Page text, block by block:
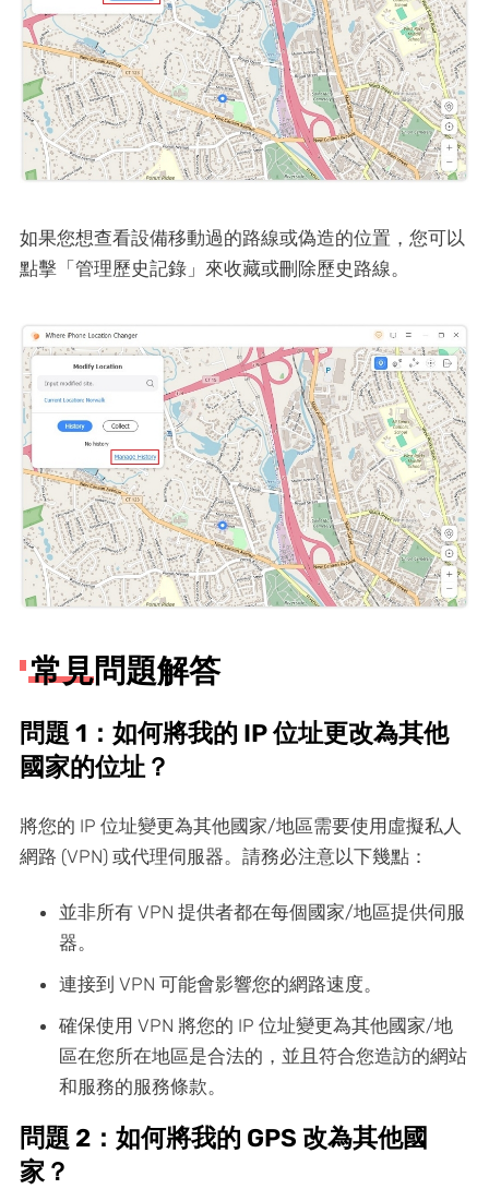
如果您想查看設備移動過的路線或偽造的位置，您可以
點擊「管理歷史記錄」來收藏或刪除歷史路線。
常見問題解答
問題 1：如何將我的 IP 位址更改為其他
國家的位址？
將您的 IP 位址變更為其他國家/地區需要使用虛擬私人
網路 (VPN) 或代理伺服器。請務必注意以下幾點：
並非所有 VPN 提供者都在每個國家/地區提供伺服
器。
連接到 VPN 可能會影響您的網路速度。
確保使用 VPN 將您的 IP 位址變更為其他國家/地
區在您所在地區是合法的，並且符合您造訪的網站
和服務的服務條款。
問題 2：如何將我的 GPS 改為其他國
家？